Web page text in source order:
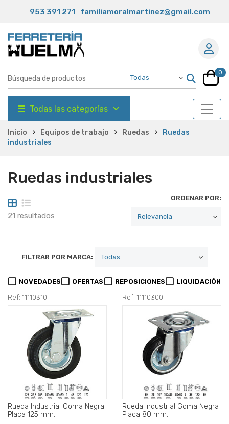
953 391 271 familiamoralmartinez@gmail.com
0
Todas las categorías
Inicio Equipos de trabajo Ruedas
Ruedas
industriales
Ruedas industriales
21 resultados
ORDENAR POR:
FILTRAR POR MARCA:
NOVEDADES OFERTAS REPOSICIONES LIQUIDACIÓN
Ref: 11110310
Rueda Industrial Goma Negra
Placa 125 mm..
Ref: 11110300
Rueda Industrial Goma Negra
Placa 80 mm..